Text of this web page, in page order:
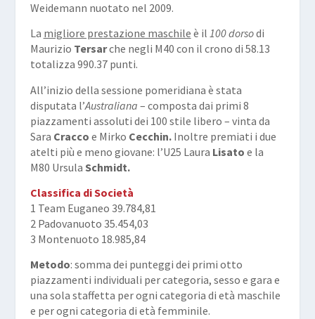
Weidemann nuotato nel 2009.
La migliore prestazione maschile è il 100 dorsodi
Maurizio Tersarche negli M40 con il crono di 58.13
totalizza 990.37 punti.
All’inizio della sessione pomeridiana è stata
disputata l’Australiana – composta dai primi 8
piazzamenti assoluti dei 100 stile libero – vinta da
Sara Cracco e Mirko Cecchin.Inoltre premiati i due
atelti più e meno giovane: l’U25 Laura Lisato e la
M80 Ursula Schmidt.
Classifica di Società
1 Team Euganeo 39.784,81
2 Padovanuoto 35.454,03
3 Montenuoto 18.985,84
Metodo: somma dei punteggi dei primi otto
piazzamenti individuali per categoria, sesso e gara e
una sola staffetta per ogni categoria di età maschile
e per ogni categoria di età femminile.